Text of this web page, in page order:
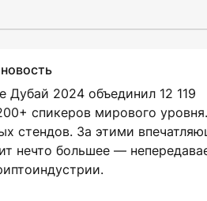
Дубай 2024 объединил 12 119
спикеров мирового
стендов. За этими
нечто большее —